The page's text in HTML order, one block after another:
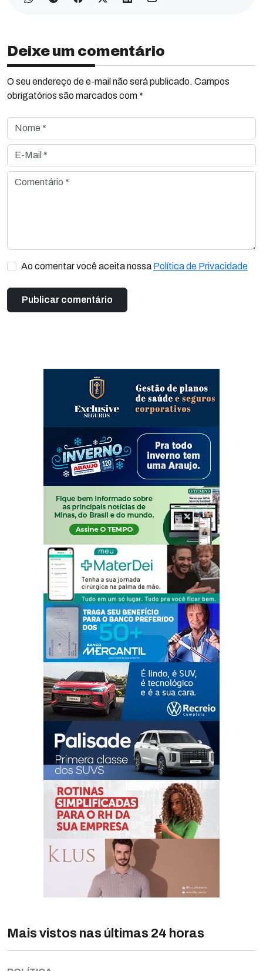
Deixe um comentário
O seu endereço de e-mail não será publicado. Campos
obrigatórios são marcados com *
Nome *
E-Mail *
Comentário *
Ao comentar você aceita nossa Política de Privacidade
Mais vistos nas últimas 24 horas